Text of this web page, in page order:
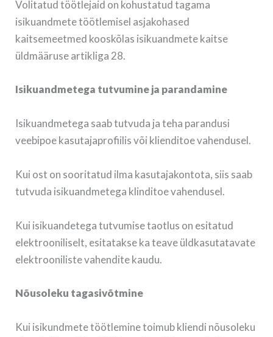
Volitatud töötlejaid on kohustatud tagama
isikuandmete töötlemisel asjakohased
kaitsemeetmed kooskõlas isikuandmete kaitse
üldmääruse artikliga 28.
Isikuandmetega tutvumine ja parandamine
Isikuandmetega saab tutvuda ja teha parandusi
veebipoe kasutajaprofiilis või klienditoe vahendusel.
Kui ost on sooritatud ilma kasutajakontota, siis saab
tutvuda isikuandmetega klinditoe vahendusel.
Kui isikuandetega tutvumise taotlus on esitatud
elektrooniliselt, esitatakse ka teave üldkasutatavate
elektrooniliste vahendite kaudu.
Nõusoleku tagasivõtmine
Kui isikundmete töötlemine toimub kliendi nõusoleku